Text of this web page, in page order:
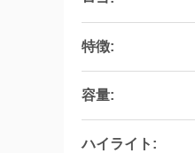
特徴:
容量:
ハイライト: